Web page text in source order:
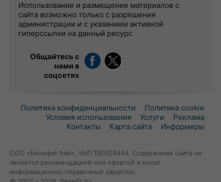
Использование и размещение материалов с
сайта возможно только с разрешения
администрации и с указанием активной
гиперссылки на данный ресурс
Общайтесь с
нами в
соцсетях
Политика конфиденциальности
Политика cookie
Условия использования
Услуги
Реклама
Контакты
Карта сайта Информеры
ООО «Бенефит бай», УНП 190929444. Содержание сайта не
является рекомендацией или офертой и носит
информационно-справочный характер.